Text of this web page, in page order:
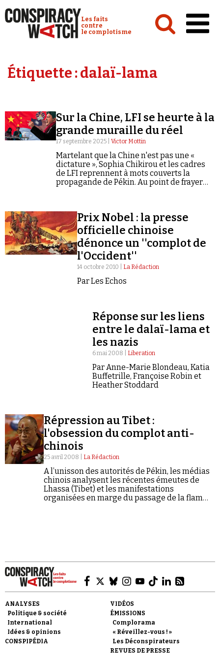
Conspiracy Watch :
Les faits
contre
le complotisme
Analyses
Vidéos
Émissions
Revues de presse
Newsletter
Demander à Vera
Se connecter
Étiquette :dalaï-lama
Sur la Chine, LFI se heurte à la
grande muraille du réel
17 septembre 2025 |Victor Mottin
Martelant que la Chine n'est pas une «
dictature », Sophia Chikirou et les cadres
de LFI reprennent à mots couverts la
propagande de Pékin. Au point de frayer
Prix Nobel : la presse
officielle chinoise
dénonce un ''complot de
l'Occident''
14 octobre 2010 | La Rédaction
Par Les Echos
Réponse sur les liens
entre le dalaï-lama et
les nazis
6 mai 2008 | Liberation
Par Anne-Marie Blondeau, Katia
Buffetrille, Françoise Robin et
Heather Stoddard
Répression au Tibet :
l'obsession du complot anti-
chinois
25 avril 2008 | La Rédaction
A l’unisson des autorités de Pékin, les médias
chinois analysent les récentes émeutes de
Lhassa (Tibet) et les manifestations
organisées en marge du passage de la flamme
ANALYSES
Politique & société
International
Idées & opinions
CONSPIPÉDIA
VIDÉOS
ÉMISSIONS
Complorama
« Réveillez-vous ! »
Les Déconspirateurs
REVUES DE PRESSE